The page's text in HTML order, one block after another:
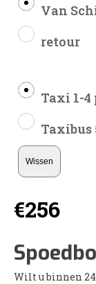
Van
retour
Taxi 1-4
Taxibus
Wissen
€256
Wilt u binnen